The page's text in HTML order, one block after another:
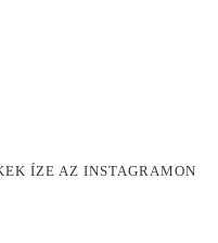
ÍZE AZ INSTAGRAMON